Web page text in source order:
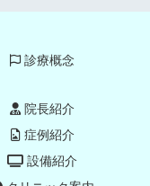
診療概念
院長紹介
症例紹介
設備紹介